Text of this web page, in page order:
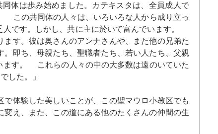
体は歩み始めました。カテキスタは、全員成人で
この共同体の人々は、いろいろな人から成り立っ
人です。しかし、共に主に於いて富んでいます。
す。彼は奥さんのアンナさんや、また他の兄弟た
即ち、母親たち、聖職者たち、若い人たち、父親
ます。 これらの人々の中の大多数は遠のいていた
した。」
体験した美しいことが、この聖マウロ小教区でも
え、また、この道にある他のたくさんの仲間の生